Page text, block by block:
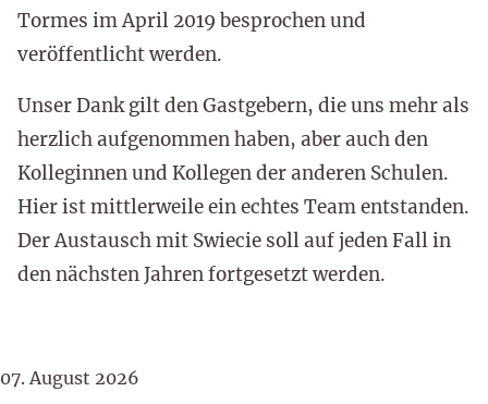
Tormes im April 2019 besprochen und
veröffentlicht werden.
Unser Dank gilt den Gastgebern, die uns mehr als
herzlich aufgenommen haben, aber auch den
Kolleginnen und Kollegen der anderen Schulen.
Hier ist mittlerweile ein echtes Team entstanden.
Der Austausch mit Swiecie soll auf jeden Fall in
den nächsten Jahren fortgesetzt werden.
07. August 2026